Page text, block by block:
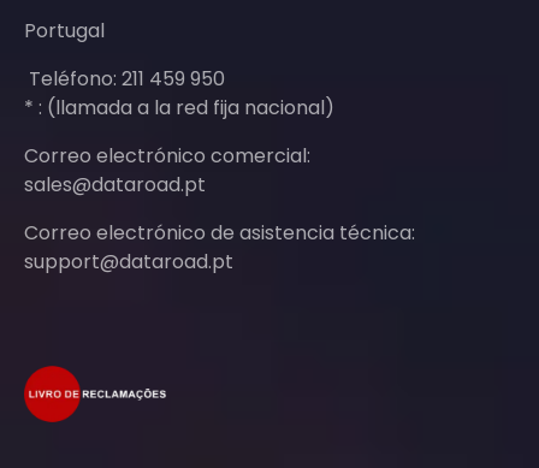
Portugal
Teléfono: 211 459 950
* : (llamada a la red fija nacional)
Correo electrónico comercial:
sales@dataroad.pt
Correo electrónico de asistencia técnica:
support@dataroad.pt